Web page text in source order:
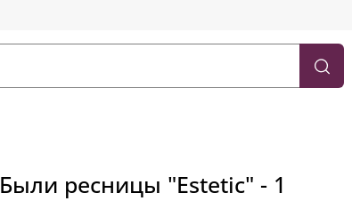
Были ресницы "Estetic" - 1